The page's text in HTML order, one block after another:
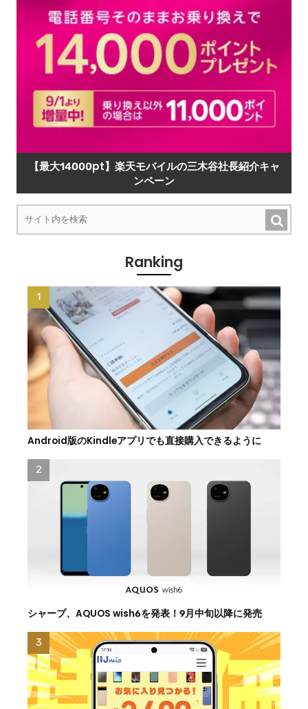
【最大14000pt】楽天モバイルの三木谷社長紹介キャ
ンペーン
Ranking
Android版のKindleアプリでも直接購入できるように
シャープ、AQUOS wish6を発表！9月中旬以降に発売